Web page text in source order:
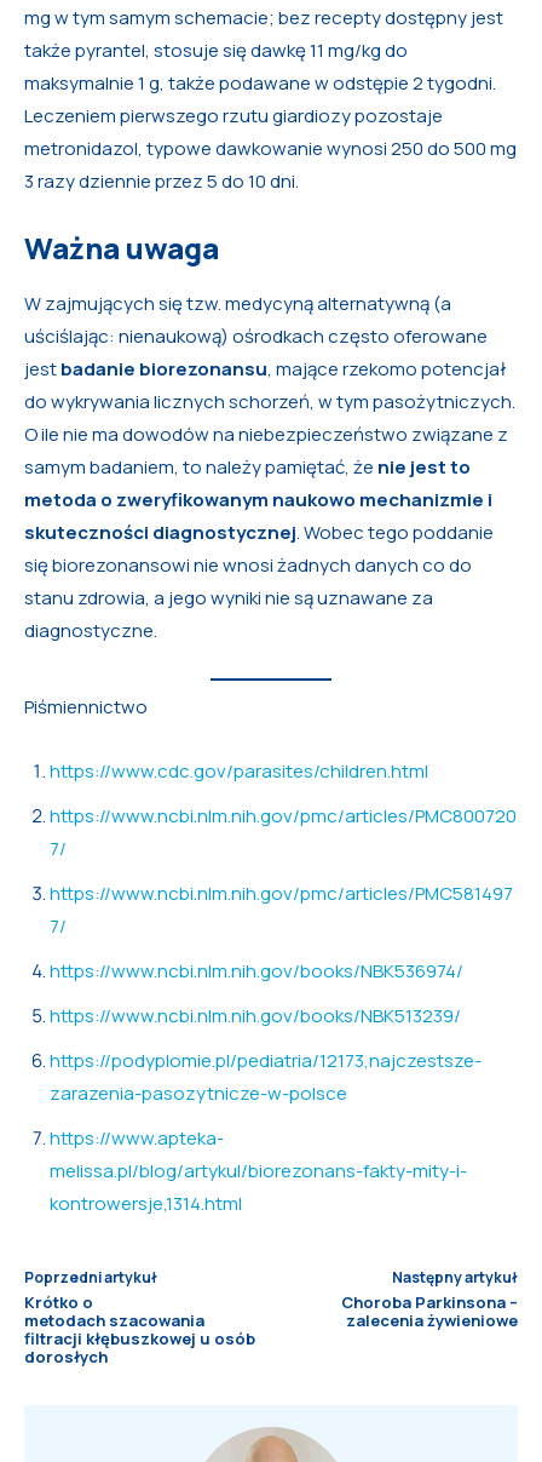
mg w tym samym schemacie; bez recepty dostępny jest
także pyrantel, stosuje się dawkę 11 mg/kg do
maksymalnie 1 g, także podawane w odstępie 2 tygodni.
Leczeniem pierwszego rzutu giardiozy pozostaje
metronidazol, typowe dawkowanie wynosi 250 do 500 mg
3 razy dziennie przez 5 do 10 dni.
Ważna uwaga
W zajmujących się tzw. medycyną alternatywną (a
uściślając: nienaukową) ośrodkach często oferowane
jestbadanie biorezonansu, mające rzekomo potencjał
do wykrywania licznych schorzeń, w tym pasożytniczych.
O ile nie ma dowodów na niebezpieczeństwo związane z
samym badaniem, to należy pamiętać, że nie jest to
metoda o zweryfikowanym naukowo mechanizmie i
skuteczności diagnostycznej. Wobec tego poddanie
się biorezonansowi nie wnosi żadnych danych co do
stanu zdrowia, a jego wyniki nie są uznawane za
diagnostyczne.
Piśmiennictwo
https://www.cdc.gov/parasites/children.html
https://www.ncbi.nlm.nih.gov/pmc/articles/PMC800720
7/
https://www.ncbi.nlm.nih.gov/pmc/articles/PMC581497
7/
https://www.ncbi.nlm.nih.gov/books/NBK536974/
https://www.ncbi.nlm.nih.gov/books/NBK513239/
https://podyplomie.pl/pediatria/12173,najczestsze-
zarazenia-pasozytnicze-w-polsce
https://www.apteka-
melissa.pl/blog/artykul/biorezonans-fakty-mity-i-
kontrowersje,1314.html
Poprzedni artykuł
Krótko o
metodach szacowania
filtracji kłębuszkowej u osób
dorosłych
Następny artykuł
Choroba Parkinsona –
zalecenia żywieniowe